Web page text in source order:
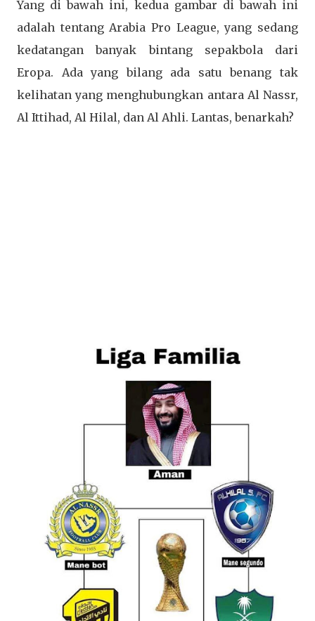
Yang di bawah ini, kedua gambar di bawah ini
adalah tentang Arabia Pro League, yang sedang
kedatangan banyak bintang sepakbola dari
Eropa. Ada yang bilang ada satu benang tak
kelihatan yang menghubungkan antara Al Nassr,
Al Ittihad, Al Hilal, dan Al Ahli. Lantas, benarkah?